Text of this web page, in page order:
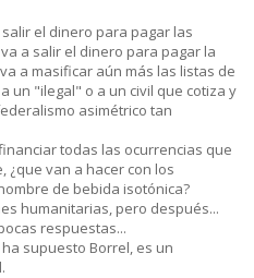
el dinero para pagar las
a salir el dinero para pagar la
a masificar aún más las listas de
un "ilegal" o a un civil que cotiza y
asimétrico tan
todas las ocurrencias que
¿que van a hacer con los
de bebida isotónica?
humanitarias, pero después...
respuestas...
supuesto Borrel, es un